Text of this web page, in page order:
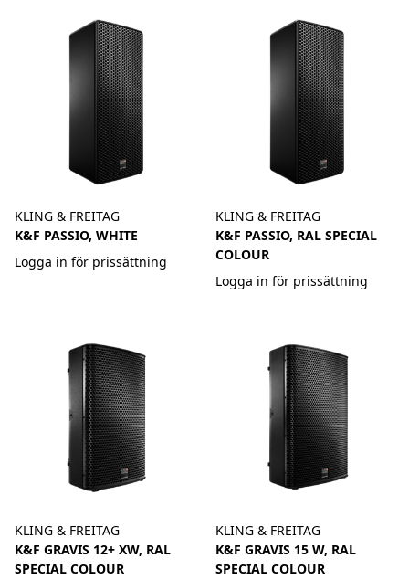
KLING & FREITAG
K&F PASSIO, WHITE
Logga in för prissättning
KLING & FREITAG
K&F PASSIO, RAL SPECIAL
COLOUR
Logga in för prissättning
KLING & FREITAG
K&F GRAVIS 12+ XW, RAL
SPECIAL COLOUR
KLING & FREITAG
K&F GRAVIS 15 W, RAL
SPECIAL COLOUR